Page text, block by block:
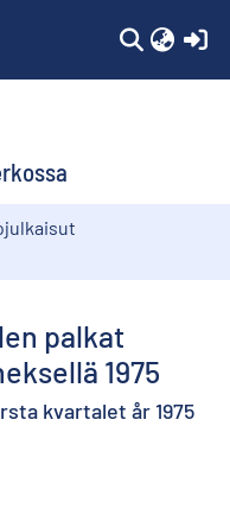
palkat
1975
kvartalet år 1975